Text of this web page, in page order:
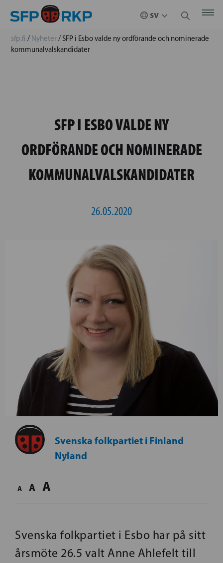
sfp.fi / Nyheter/ SFP i Esbo valde ny ordförande och nominerade
kommunalvalskandidater
SFP I ESBO VALDE NY
ORDFÖRANDE OCH NOMINERADE
KOMMUNALVALSKANDIDATER
26.05.2020
Svenska folkpartiet i Finland
Nyland
A A A
Svenska folkpartiet i Esbo har på sitt
årsmöte 26.5 valt Anne Ahlefelt till